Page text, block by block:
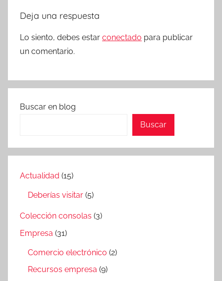
Deja una respuesta
Lo siento, debes estar conectado para publicar
un comentario.
Buscar en blog
Buscar
Actualidad (15)
Deberías visitar (5)
Colección consolas (3)
Empresa (31)
Comercio electrónico (2)
Recursos empresa (9)